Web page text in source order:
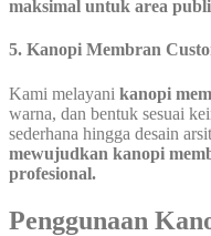
maksimal untuk area
5. Kanopi Membran
Kami melayani kanopi
warna, dan bentuk sesuai
sederhana hingga desain
mewujudkan kanopi
profesional.
Penggunaan